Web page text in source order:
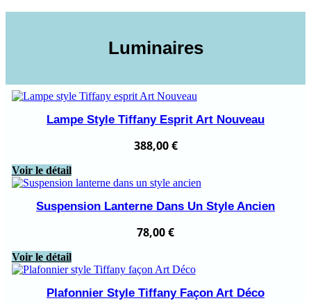
Luminaires
Lampe Style Tiffany Esprit Art Nouveau
388,00€
Voir le détail
Suspension Lanterne Dans Un Style Ancien
78,00€
Voir le détail
Plafonnier Style Tiffany Façon Art Déco